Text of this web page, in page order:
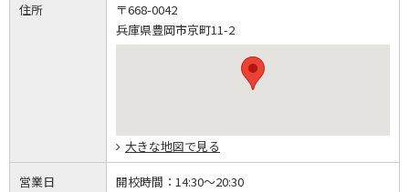
住所
〒668-0042
兵庫県豊岡市京町11-2
大きな地図で見る
営業日 開校時間： 14:30～20:30